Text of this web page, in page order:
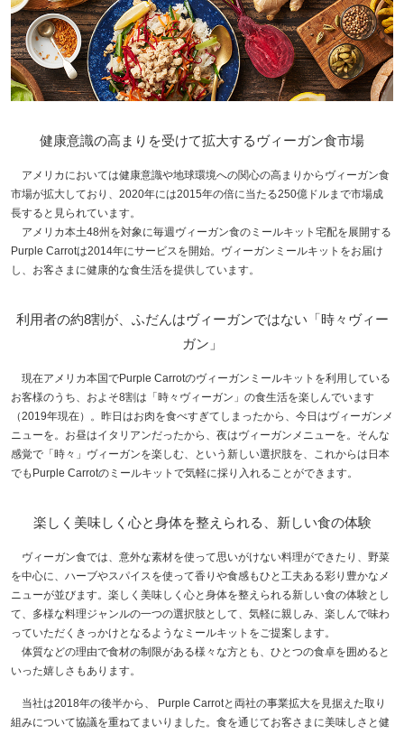
健康意識の高まりを受けて拡大するヴィーガン食市場
アメリカにおいては健康意識や地球環境への関心の高まりからヴィーガン食
市場が拡大しており、2020年には2015年の倍に当たる250億ドルまで市場成
長すると見られています。
アメリカ本土48州を対象に毎週ヴィーガン食のミールキット宅配を展開する
Purple Carrotは2014年にサービスを開始。ヴィーガンミールキットをお届け
し、お客さまに健康的な食生活を提供しています。
利用者の約8割が、ふだんはヴィーガンではない「時々ヴィー
ガン」
現在アメリカ本国でPurple Carrotのヴィーガンミールキットを利用している
お客様のうち、およそ8割は「時々ヴィーガン」の食生活を楽しんでいます
（2019年現在）。昨日はお肉を食べすぎてしまったから、今日はヴィーガンメ
ニューを。お昼はイタリアンだったから、夜はヴィーガンメニューを。そんな
感覚で「時々」ヴィーガンを楽しむ、という新しい選択肢を、これからは日本
でもPurple Carrotのミールキットで気軽に採り入れることができます。
楽しく美味しく心と身体を整えられる、新しい食の体験
ヴィーガン食では、意外な素材を使って思いがけない料理ができたり、野菜
を中心に、ハーブやスパイスを使って香りや食感もひと工夫ある彩り豊かなメ
ニューが並びます。楽しく美味しく心と身体を整えられる新しい食の体験とし
て、多様な料理ジャンルの一つの選択肢として、気軽に親しみ、楽しんで味わ
っていただくきっかけとなるようなミールキットをご提案します。
体質などの理由で食材の制限がある様々な方とも、ひとつの食卓を囲めると
いった嬉しさもあります。
当社は2018年の後半から、 Purple Carrotと両社の事業拡大を見据えた取り
組みについて協議を重ねてまいりました。食を通じてお客さまに美味しさと健